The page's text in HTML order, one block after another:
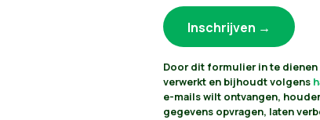
Door dit formulier in te dienen
verwerkt en bijhoudt volgens
e-mails wilt ontvangen,
gegevens opvragen, laten